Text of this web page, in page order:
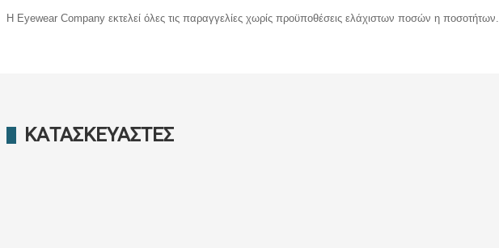
Η Eyewear Company εκτελεί όλες τις παραγγελίες χωρίς προϋποθέσεις ελάχιστων ποσών η ποσοτήτων.
ΚΑΤΑΣΚΕΥΑΣΤΈΣ